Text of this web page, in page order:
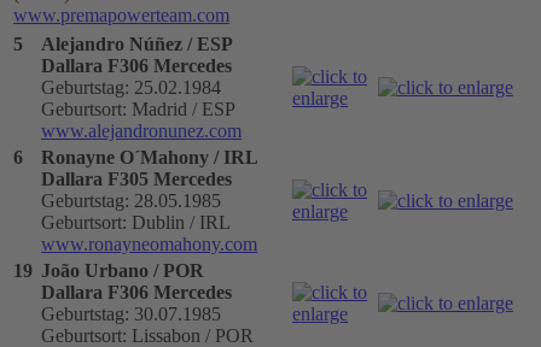
www.premapowerteam.com
5
Alejandro Núñez / ESP
Dallara F306 Mercedes
Geburtstag: 25.02.1984
Geburtsort: Madrid / ESP
www.alejandronunez.com
6
Ronayne O´Mahony / IRL
Dallara F305 Mercedes
Geburtstag: 28.05.1985
Geburtsort: Dublin / IRL
www.ronayneomahony.com
19 João Urbano / POR
Dallara F306 Mercedes
Geburtstag: 30.07.1985
Geburtsort: Lissabon / POR